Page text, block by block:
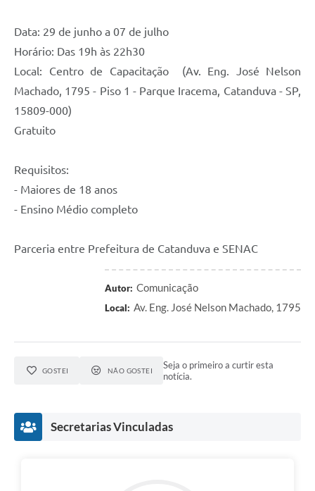
Data: 29 de junho a 07 de julho
Horário: Das 19h às 22h30
Local: Centro de Capacitação (Av. Eng. José Nelson
Machado, 1795 - Piso 1 - Parque Iracema, Catanduva - SP,
15809-000)
Gratuito
Requisitos:
- Maiores de 18 anos
- Ensino Médio completo
Parceria entre Prefeitura de Catanduva e SENAC
Autor: Comunicação
Local: Av. Eng. José Nelson Machado, 1795
GOSTEI NÃO GOSTEI
Seja o primeiro a curtir esta
notícia.
Secretarias Vinculadas